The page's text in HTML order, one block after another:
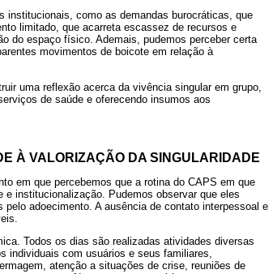
institucionais, como as demandas burocráticas, que
limitado, que acarreta escassez de recursos e
do espaço físico. Ademais, pudemos perceber certa
movimentos de boicote em relação à
uma reflexão acerca da vivência singular em grupo,
de saúde e oferecendo insumos aos
À VALORIZAÇÃO DA SINGULARIDADE
em que percebemos que a rotina do CAPS em que
institucionalização. Pudemos observar que eles
adoecimento. A ausência de contato interpessoal e
Todos os dias são realizadas atividades diversas
individuais com usuários e seus familiares,
atenção a situações de crise, reuniões de